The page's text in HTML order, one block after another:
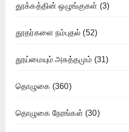
தூக்கத்தின் ஒழுங்குகள் (3)
தூதர்களை நம்புதல் (52)
தூய்மையும் அசுத்தமும் (31)
தொழுகை (360)
தொழுகை நேரங்கள் (30)